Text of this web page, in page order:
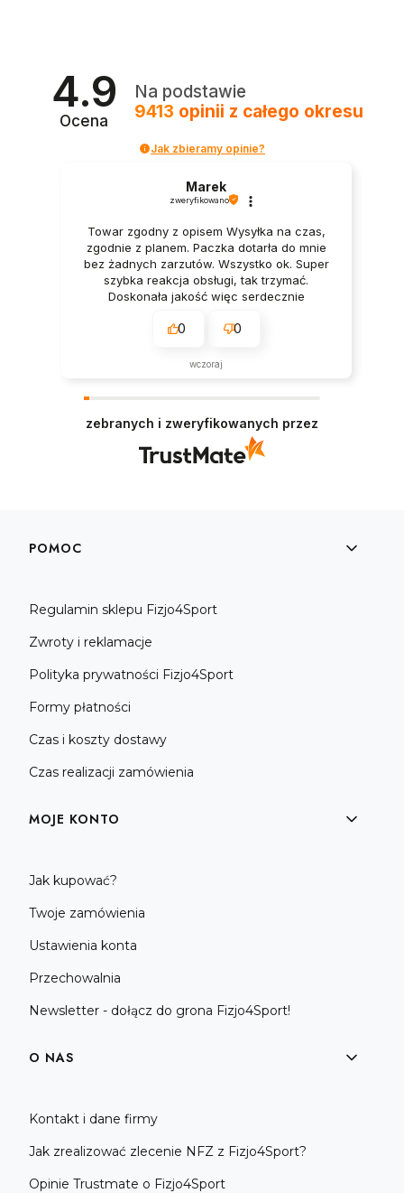
4.9
Ocena
Na podstawie
9413 opinii z całego okresu
Jak zbieramy opinie?
Marek
zweryfikowano
Towar zgodny z opisem Wysyłka na czas,
zgodnie z planem. Paczka dotarła do mnie
bez żadnych zarzutów. Wszystko ok. Super
szybka reakcja obsługi, tak trzymać.
Doskonała jakość więc serdecznie
0 0
wczoraj
zebranych i zweryfikowanych przez
Linki w stopce
POMOC
Regulamin sklepu Fizjo4Sport
Zwroty i reklamacje
Polityka prywatności Fizjo4Sport
Formy płatności
Czas i koszty dostawy
Czas realizacji zamówienia
MOJE KONTO
Jak kupować?
Twoje zamówienia
Ustawienia konta
Przechowalnia
Newsletter - dołącz do grona Fizjo4Sport!
O NAS
Kontakt i dane firmy
Jak zrealizować zlecenie NFZ z Fizjo4Sport?
Opinie Trustmate o Fizjo4Sport